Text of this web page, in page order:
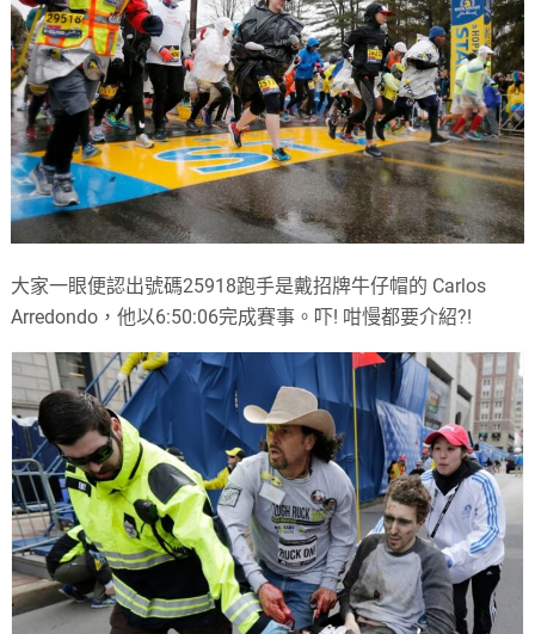
大家一眼便認出號碼25918跑手是戴招牌牛仔帽的 Carlos
Arredondo，他以6:50:06完成賽事。吓! 咁慢都要介紹?!